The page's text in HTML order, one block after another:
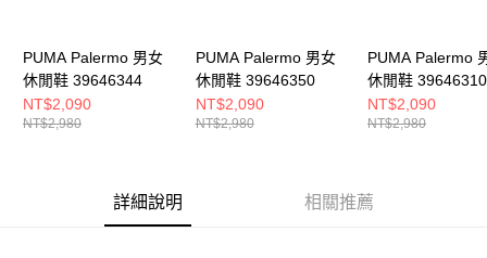
PUMA Palermo 男女
休閒鞋 39646344
NT$2,090
NT$2,980
PUMA Palermo 男女
休閒鞋 39646350
NT$2,090
NT$2,980
PUMA Palermo
休閒鞋 39646310
NT$2,090
NT$2,980
詳細說明 相關推薦